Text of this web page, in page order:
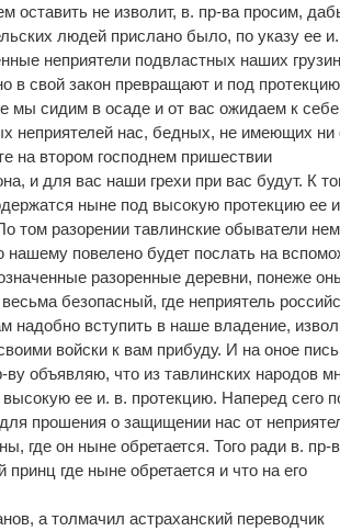
оставить не изволит, в. пр-ва просим,
людей прислано было, по указу ее
неприятели подвластных наших
в свой закон превращают и под
мы сидим в осаде и от вас ожидаем к
неприятелей нас, бедных, не имеющих ни
на втором господнем пришествии
и для вас наши грехи при вас будут. К
ныне под высокую протекцию ее
том разорении тавлинские обыватели
повелено будет послать на
разоренные деревни, понеже
безопасный, где неприятель
надобно вступить в наше владение,
войски к вам прибуду. И на оное
объявляю, что из тавлинских народов
ее и. в. протекцию. Наперед сего
прошения о защищении нас от
где он ныне обретается. Того ради в. пр-
где ныне обретается и что на его
а толмачил астраханский переводчик